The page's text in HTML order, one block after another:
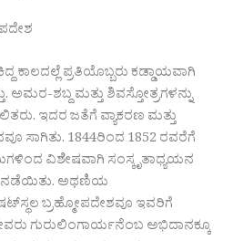
ಕಾಲದಲ್ಲೆ ಪ್ರತಿಯೊಬ್ಬರು ಕಡ್ಡಾಯವಾಗಿ
ಅಮರ-ಶಬ್ದ ಮತ್ತು ಶಿವಸ್ತೋತ್ರಗಳನ್ನು
ಇದರ ಜತೆಗೆ ವ್ಯಾಕರಣ ಮತ್ತು
ಸಾಗಿತು. 1844ರಿಂದ 1852 ರವರೆಗೆ
ವಿಶೇಷವಾಗಿ ಸಂಸ್ಕೃತಾಧ್ಯಯನ
ನಡೆಯಿತು. ಅಥಣಿಯ
ಬ್ರಹ್ಮೋಪದೇಶವೂ ಇವರಿಗೆ
ಗುರುಲಿಂಗಾರ್ಯನೆಂಬ ಅಭಿದಾನಕ್ಕೂ